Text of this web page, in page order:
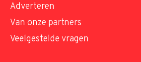
Adverteren
Van onze partners
Veelgestelde vragen